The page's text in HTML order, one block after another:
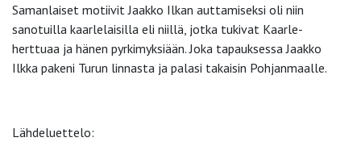
Samanlaiset motiivit Jaakko Ilkan auttamiseksi oli niin
sanotuilla kaarlelaisilla eli niillä, jotka tukivat Kaarle-
herttuaa ja hänen pyrkimyksiään. Joka tapauksessa Jaakko
Ilkka pakeni Turun linnasta ja palasi takaisin Pohjanmaalle.
Lähdeluettelo: